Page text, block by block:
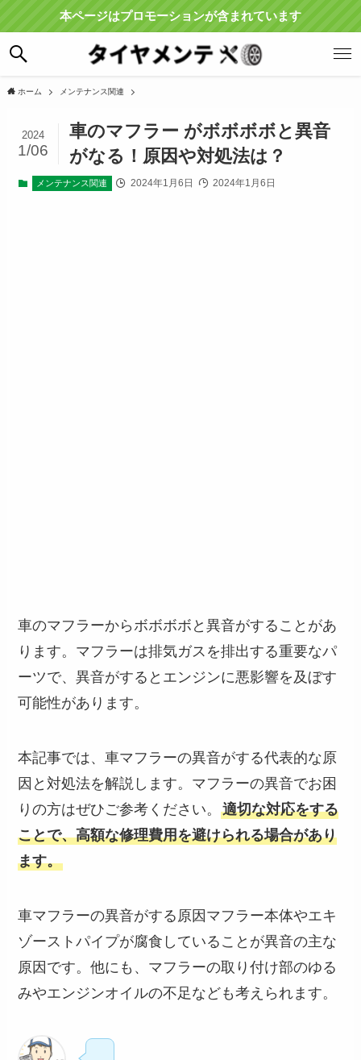
本ページはプロモーションが含まれています
ホーム メンテナンス関連
車のマフラー がボボボボと異音
がなる！原因や対処法は？
2024
1/06
メンテナンス関連 2024年1月6日 2024年1月6日
車のマフラーからボボボボと異音がすることがあ
ります。マフラーは排気ガスを排出する重要なパ
ーツで、異音がするとエンジンに悪影響を及ぼす
可能性があります。
本記事では、車マフラーの異音がする代表的な原
因と対処法を解説します。マフラーの異音でお困
りの方はぜひご参考ください。適切な対応をする
ことで、高額な修理費用を避けられる場合があり
ます。
車マフラーの異音がする原因マフラー本体やエキ
ゾーストパイプが腐食していることが異音の主な
原因です。他にも、マフラーの取り付け部のゆる
みやエンジンオイルの不足なども考えられます。